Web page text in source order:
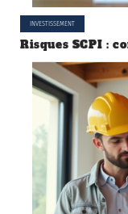
INVESTISSEMENT
Risques SCPI :